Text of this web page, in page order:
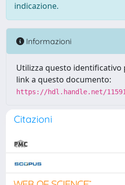
indicazione.
Informazioni
Utilizza questo identificativo
link a questo documento:
https://hdl.handle.net/
Citazioni